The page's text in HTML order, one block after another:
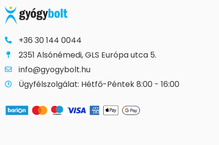
+36 30 144 0044
2351 Alsónémedi, GLS Európa utca 5.
info@gyogybolt.hu
Ügyfélszolgálat: Hétfő-Péntek 8:00 - 16:00